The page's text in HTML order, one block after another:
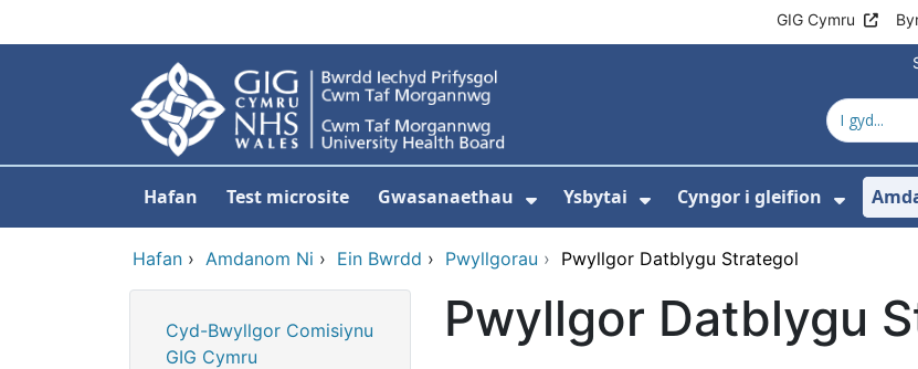
GIG Cymru
Hafan Test microsite Gwasanaethau
Dangos isddewislen ar gyfer
Ysbytai
Dangos isddewislen ar
Cyngor i gleifion
Hafan › Amdanom Ni › Ein Bwrdd › Pwyllgorau › Pwyllgor Datblygu Strategol
Cyd-Bwyllgor Comisiynu
GIG Cymru
Pwyllgor Datblygu